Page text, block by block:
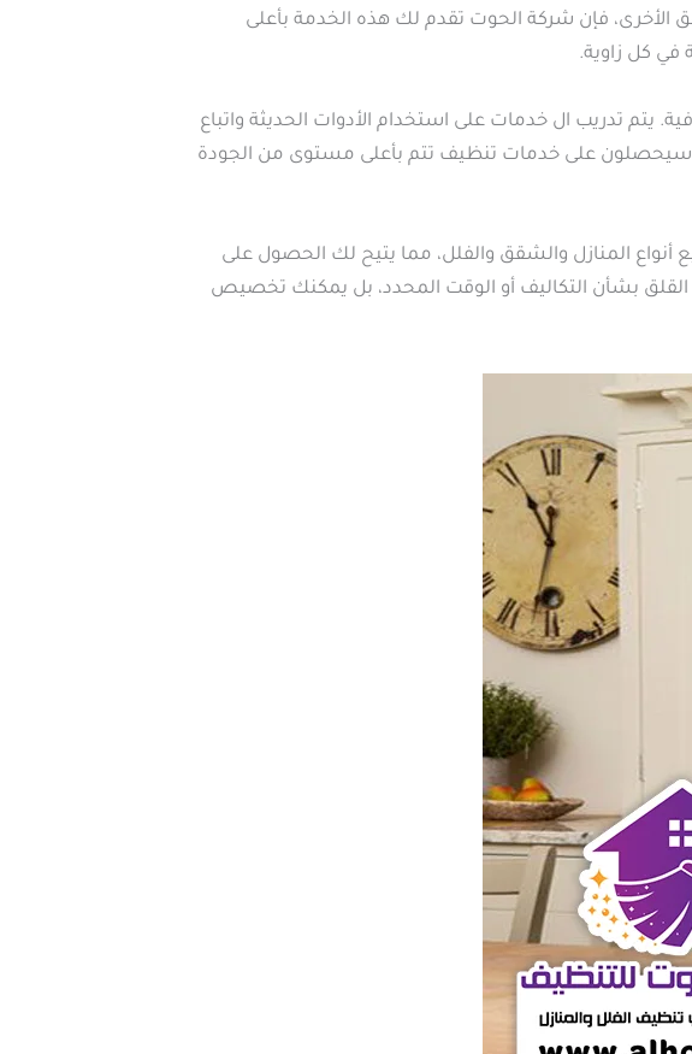
فإن شركة الحوت تقدم لك هذه الخدمة بأعلى
في كل زاوية.
تدريب ال خدمات على استخدام الأدوات الحديثة واتباع
سيحصلون على خدمات تنظيف تتم بأعلى مستوى من الجودة
المنازل والشقق والفلل، مما يتيح لك الحصول على
القلق بشأن التكاليف أو الوقت المحدد، بل يمكنك تخصيص